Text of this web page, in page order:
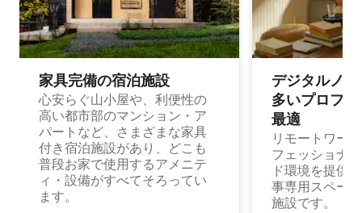
家具完備の宿⁠泊⁠施⁠設
心安らぐ山小屋や、利便性の
高い都市部のマンション・ア
パートなど、さまざまな家具
付き宿泊施設があり、どこも
普段お家で使用するアメニテ
ィ・設備がすべてそろってい
ます。
デジタルノ
多⁠いプ⁠ロ⁠フ⁠
最⁠適
リモートワー
フェッショナ
ド環境を提供
事専用スペー
施設です。